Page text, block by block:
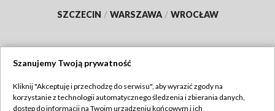
SZCZECIN / WARSZAWA / WROCŁAW
TVP
Szanujemy Twoją prywatność
Kliknij "Akceptuję i przechodzę do serwisu", aby wyrazić zgody na
korzystanie z technologii automatycznego śledzenia i zbierania danych,
dostęp do informacji na Twoim urządzeniu końcowym i ich